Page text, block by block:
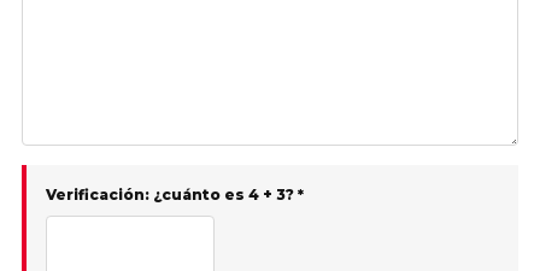
Verificación: ¿cuánto es 4 + 3? *